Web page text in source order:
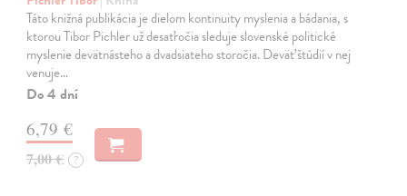
Táto knižná publikácia je dielom kontinuity myslenia a bádania, s
ktorou Tibor Pichler už desaťročia sleduje slovenské politické
myslenie devätnásteho a dvadsiateho storočia. Deväť štúdií v nej
venuje…
Do 4 dní
6,79 €
7,00 € ?